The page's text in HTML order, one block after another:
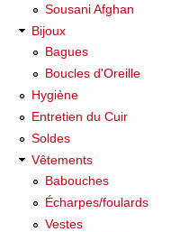
Sousani Afghan
Bijoux
Bagues
Boucles d'Oreille
Hygiène
Entretien du Cuir
Soldes
Vêtements
Babouches
Écharpes/foulards
Vestes